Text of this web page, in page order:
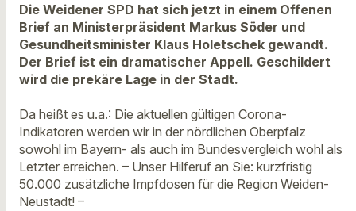
Die Weidener SPD hat sich jetzt in einem Offenen
Brief an Ministerpräsident Markus Söder und
Gesundheitsminister Klaus Holetschek gewandt.
Der Brief ist ein dramatischer Appell. Geschildert
wird die prekäre Lage in der Stadt.
Da heißt es u.a.: Die aktuellen gültigen Corona-
Indikatoren werden wir in der nördlichen Oberpfalz
sowohl im Bayern- als auch im Bundesvergleich wohl als
Letzter erreichen. – Unser Hilferuf an Sie: kurzfristig
50.000 zusätzliche Impfdosen für die Region Weiden-
Neustadt! –